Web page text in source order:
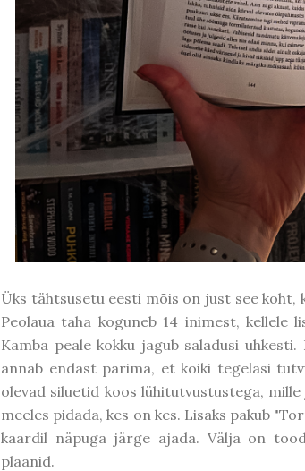
Üks tähtsusetu eesti mõis on just see koht,
Peolaua taha koguneb 14 inimest, kellele
Kamba peale kokku jagub saladusi
annab endast parima, et kõiki tegelasi
olevad siluetid koos lühitutvustustega,
meeles pidada, kes on kes. Lisaks pakub
kaardil näpuga järge ajada. Välja on
plaanid.